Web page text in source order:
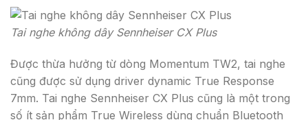
Tai nghe không dây Sennheiser CX Plus
Được thừa hưởng từ dòng Momentum TW2, tai nghe
cũng được sử dụng driver dynamic True Response
7mm. Tai nghe Sennheiser CX Plus cũng là một trong
số ít sản phẩm True Wireless dùng chuẩn Bluetooth